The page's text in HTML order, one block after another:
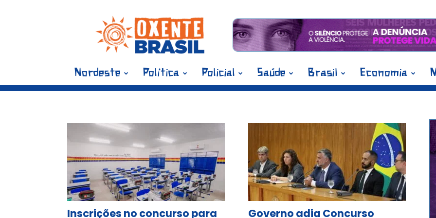
Blog
Oxente
Brasil
Nordeste Política Policial Saúde Brasil Economia
Inscrições no concurso para Governo adia Concurso